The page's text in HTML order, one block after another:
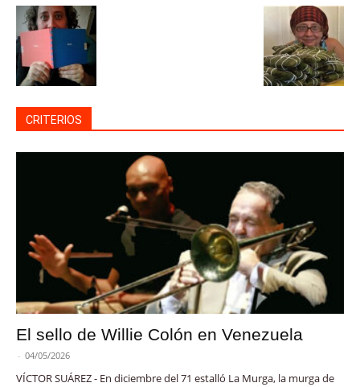
CRITERIOS
El sello de Willie Colón en Venezuela
- 04/05/2026
VÍCTOR SUÁREZ - En diciembre del 71 estalló La Murga, la murga de